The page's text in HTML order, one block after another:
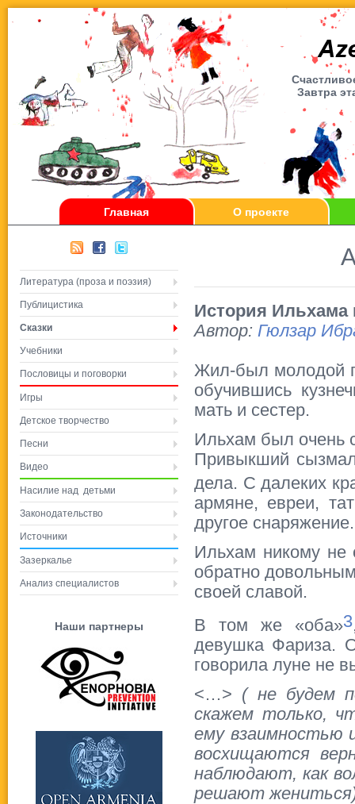
Завтра
Главная О проекте
Литература (проза и поэзия)
Публицистика
Сказки
Учебники
Пословицы и поговорки
Игры
Детское творчество
Песни
Видео
Насилие над детьми
Законодательство
Источники
Зазеркалье
Анализ специалистов
Наши партнеры
История
Автор: Гюлзар
Жил-был молодой
обучившись
мать и сестер.
Ильхам был очень
Привыкший
дела. С далеких
армяне, евреи,
другое снаряжение.
Ильхам никому не
обратно
своей славой.
В том же «оба»3
девушка Фариза.
говорила луне не
<…> ( не будем
скажем только,
ему взаимностью
восхищаются
наблюдают, как
решают